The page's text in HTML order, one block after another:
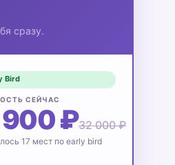
сразу.
Bird
СЕЙЧАС
900 ₽32 000 ₽
17 мест по early bird